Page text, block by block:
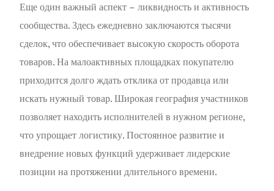
Еще один важный аспект – ликвидность и активность
сообщества. Здесь ежедневно заключаются тысячи
сделок, что обеспечивает высокую скорость оборота
товаров. На малоактивных площадках покупателю
приходится долго ждать отклика от продавца или
искать нужный товар. Широкая география участников
позволяет находить исполнителей в нужном регионе,
что упрощает логистику. Постоянное развитие и
внедрение новых функций удерживает лидерские
позиции на протяжении длительного времени.